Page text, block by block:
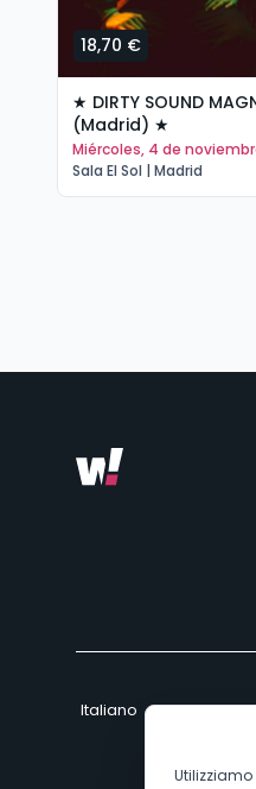
18,70 €
★ DIRTY SOUND
(Madrid) ★
miércoles, 4 de
Sala El Sol | Madrid